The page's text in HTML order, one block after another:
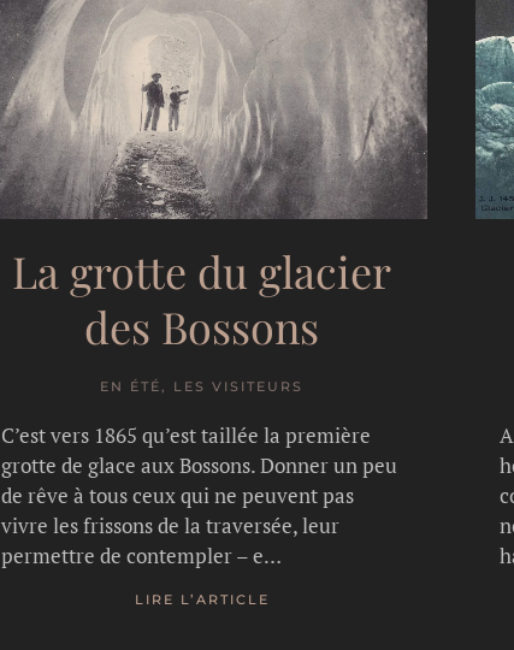
La grotte du glacier
des Bossons
EN ÉTÉ, LES VISITEURS
C’est vers 1865 qu’est taillée la première
grotte de glace aux Bossons. Donner un peu
de rêve à tous ceux qui ne peuvent pas
vivre les frissons de la traversée, leur
permettre de contempler – e…
LIRE L’ARTICLE